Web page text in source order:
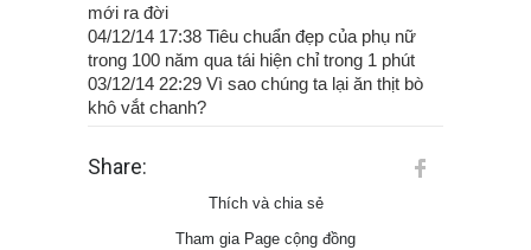
mới ra đời
04/12/14 17:38 Tiêu chuẩn đẹp của phụ nữ
trong 100 năm qua tái hiện chỉ trong 1 phút
03/12/14 22:29 Vì sao chúng ta lại ăn thịt bò
khô vắt chanh?
Share:
Thích và chia sẻ
Tham gia Page cộng đồng